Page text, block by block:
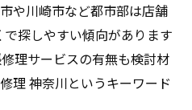
イク整備を依頼する安心
実績が豊富な店舗の特徴
達と修理対応のポイン
や川崎市など都市部は店舗
探しやすい傾向があります
理サービスの有無も検討材
理 神奈川というキーワード